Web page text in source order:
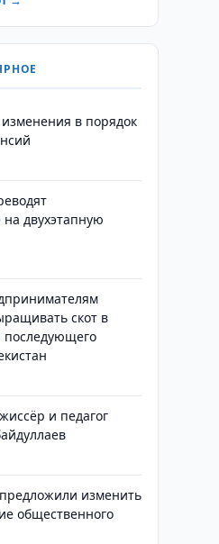
в порядок
двухэтапную
скот в
последующего
и педагог
изменить
общественного